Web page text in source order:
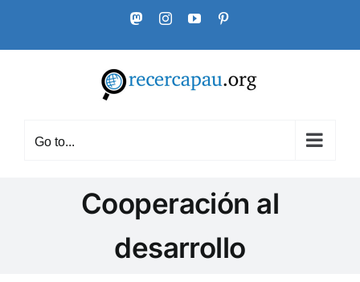
content
MastodonInstagram
YouTube
Go to...
Cooperación al
desarrollo